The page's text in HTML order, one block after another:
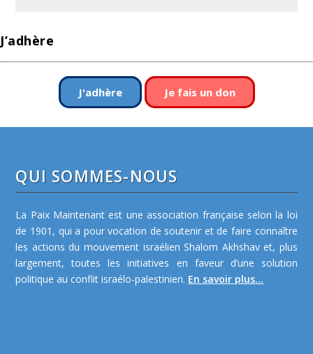
J’adhère
J'adhère Je fais un don
QUI SOMMES-NOUS
La Paix Maintenant est une association française selon la loi
de 1901, qui a pour vocation de soutenir et de faire connaître
les actions du mouvement israélien Shalom Akhshav et, plus
largement, toutes les initiatives en faveur d’une solution
politique au conflit israélo-palestinien. En savoir plus...